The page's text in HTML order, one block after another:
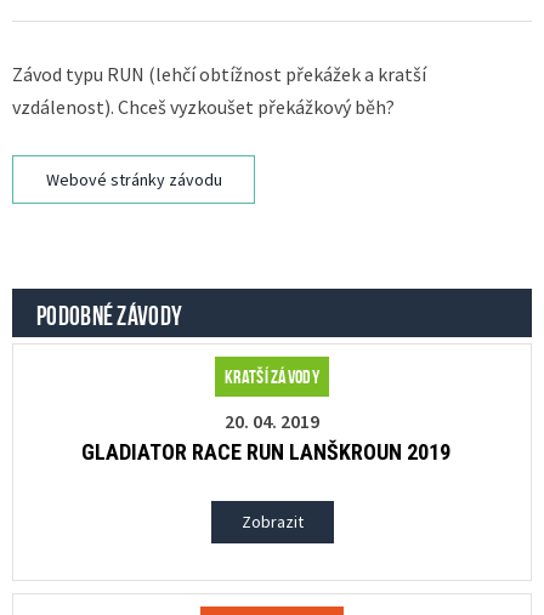
Závod typu RUN (lehčí obtížnost překážek a kratší
vzdálenost). Chceš vyzkoušet překážkový běh?
Webové stránky závodu
PODOBNÉ ZÁVODY
Kratší závody
20. 04. 2019
GLADIATOR RACE RUN LANŠKROUN 2019
Zobrazit